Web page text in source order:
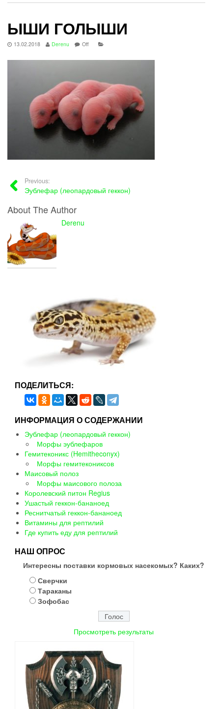
ЫШИ ГОЛЫШИ
13.02.2018 Derenu Off
Previous:
Эублефар (леопардовый геккон)
About The Author
Derenu
ПОДЕЛИТЬСЯ:
ИНФОРМАЦИЯ О СОДЕРЖАНИИ
Эублефар (леопардовый геккон)
Морфы эублефаров
Гемитеконикс (Hemitheconyx)
Морфы гемитекониксов
Маисовый полоз
Морфы маисового полоза
Королевский питон Regius
Ушастый геккон-бананоед
Реснитчатый геккон-бананоед
Витамины для рептилий
Где купить еду для рептилий
НАШ ОПРОС
Интересны поставки кормовых насекомых? Каких?
Сверчки
Тараканы
Зофобас
Просмотреть результаты